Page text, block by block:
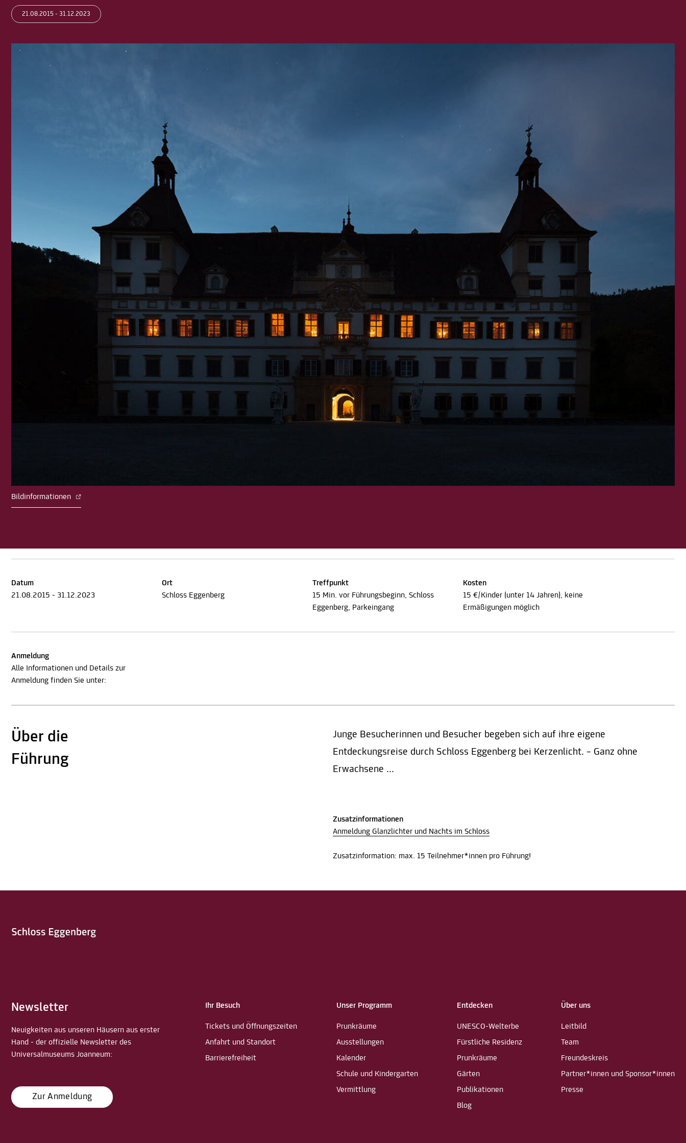
21.08.2015 - 31.12.2023
Bildinformationen
Datum
21.08.2015 - 31.12.2023
Ort
Schloss Eggenberg
Treffpunkt
15 Min. vor Führungsbeginn, Schloss
Eggenberg, Parkeingang
Kosten
15 €/Kinder (unter 14 Jahren), keine
Ermäßigungen möglich
Anmeldung
Alle Informationen und Details zur
Anmeldung finden Sie unter:
Über die
Führung
Junge Besucherinnen und Besucher begeben sich auf ihre eigene
Entdeckungsreise durch Schloss Eggenberg bei Kerzenlicht. – Ganz ohne
Erwachsene ...
Zusatzinformationen
Anmeldung Glanzlichter und Nachts im Schloss
Zusatzinformation: max. 15 Teilnehmer*innen pro Führung!
Newsletter
Neuigkeiten aus unseren Häusern aus erster
Hand - der offizielle Newsletter des
Universalmuseums Joanneum:
Zur Anmeldung
Ihr Besuch
Tickets und Öffnungszeiten
Anfahrt und Standort
Barrierefreiheit
Unser Programm
Prunkräume
Ausstellungen
Kalender
Schule und Kindergarten
Vermittlung
Entdecken
UNESCO-Welterbe
Fürstliche Residenz
Prunkräume
Gärten
Publikationen
Blog
Über uns
Leitbild
Team
Freundeskreis
Partner*innen und Sponsor*innen
Presse